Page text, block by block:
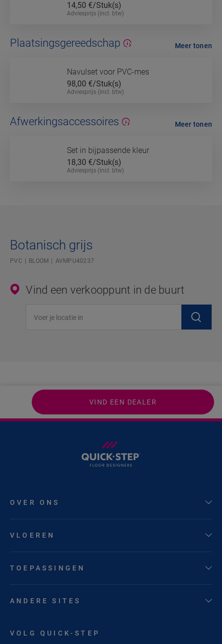
14,50 €/Stuk(s)
Adviesprijs (incl. btw)
Plaatsingsgereedschap
Navulset voor PVC-mes
98,00 €/Stuk(s)
Adviesprijs (incl. btw)
Meer tonen
Afwerkingsaccessoires
Set in bijpassende kleur
18,30 €/Stuk(s)
Adviesprijs (incl. btw)
Meer tonen
Botanisch grijs
PVC BLOOM AVMPU40237
Vind een verkooppunt in de buurt
VIND EEN DEALER
OVER ONS
VLOEREN
TOEPASSINGEN
ANDERE SITES
VOLG QUICK-STEP